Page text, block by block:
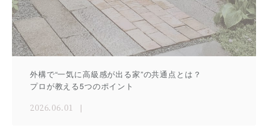
外構で“一気に高級感が出る家”の共通点とは？
プロが教える5つのポイント
2026.06.01